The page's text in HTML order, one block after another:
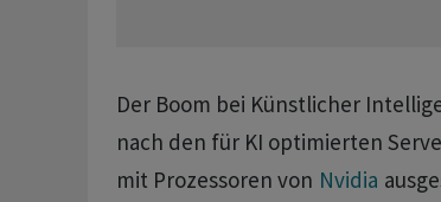
Der Boom bei Künstlicher
nach den für KI optimierten
mit Prozessoren von Nvidia